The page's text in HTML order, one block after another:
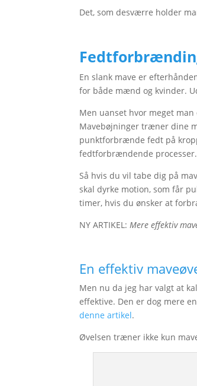
Det, som desværre holder
En slank mave er
for både mænd og kvinder.
Men uanset hvor meget
Mavebøjninger træner dine
punktforbrænde fedt på
fedtforbrændende processer.
Så hvis du vil tabe dig på
skal dyrke motion, som får
timer, hvis du ønsker at
NY ARTIKEL: Mere effektiv
En effektiv
Men nu da jeg har valgt at
effektive. Den er dog mere
denne artikel.
Øvelsen træner ikke kun